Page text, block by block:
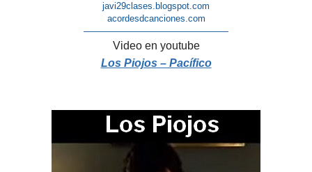
javi29clases.blogspot.com
acordesdcanciones.com
————————————————
Video en youtube
Los Piojos – Pacífico